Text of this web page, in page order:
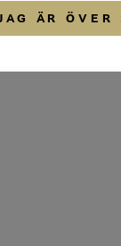
ÄR ÖVER